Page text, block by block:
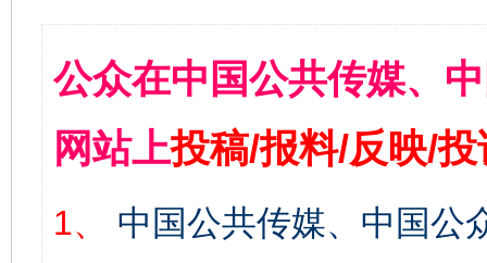
公众在中国公共传媒、
网站上投稿/报料/反映/
1、
中国公共传媒、中国公